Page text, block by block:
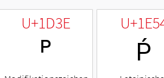
U+1D3E
ᴾ Ṕ